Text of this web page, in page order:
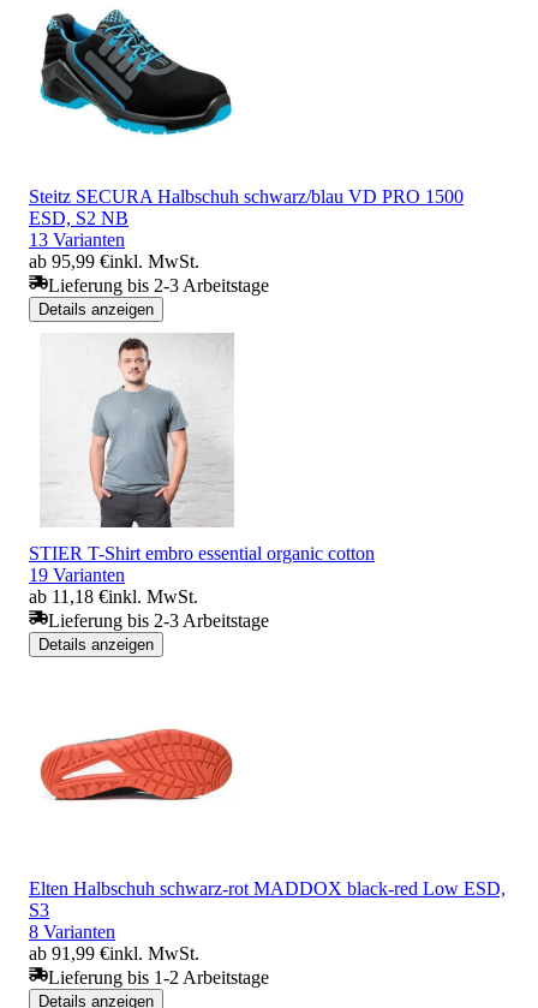
Steitz SECURA Halbschuh schwarz/blau VD PRO 1500
ESD, S2 NB
13 Varianten
ab 95,99 €inkl. MwSt.
Lieferung bis 2-3 Arbeitstage
Details anzeigen
STIER T-Shirt embro essential organic cotton
19 Varianten
ab 11,18 €inkl. MwSt.
Lieferung bis 2-3 Arbeitstage
Details anzeigen
Elten Halbschuh schwarz-rot MADDOX black-red Low ESD,
S3
8 Varianten
ab 91,99 €inkl. MwSt.
Lieferung bis 1-2 Arbeitstage
Details anzeigen